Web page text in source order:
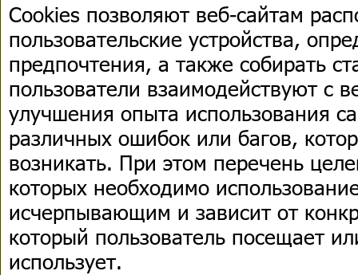
Cookies позволяют веб-сайтам
пользовательские устройства,
предпочтения, а также собирать
пользователи взаимодействуют с
улучшения опыта использования
различных ошибок или багов,
возникать. При этом перечень
которых необходимо
исчерпывающим и зависит от
который пользователь посещает
использует.